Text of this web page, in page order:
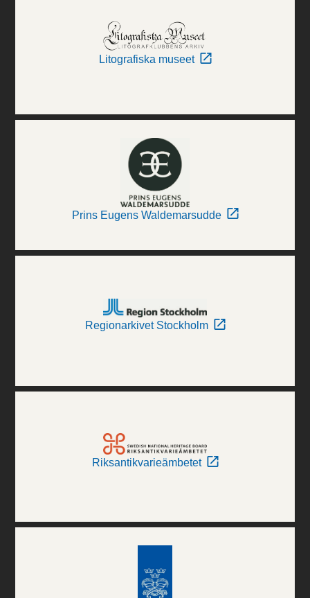
Litografiska museet
Prins Eugens Waldemarsudde
Regionarkivet Stockholm
Riksantikvarieämbetet